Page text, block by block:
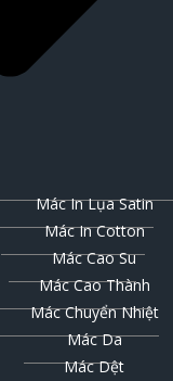
Mác In Lụa Satin
Mác In Cotton
Mác Cao Su
Mác Cao Thành
Mác Chuyển Nhiệt
Mác Da
Mác Dệt